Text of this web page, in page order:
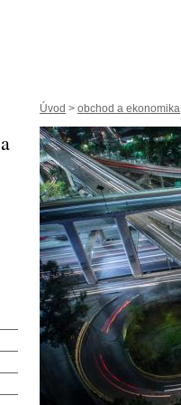
Úvod > obchod a ekonomika